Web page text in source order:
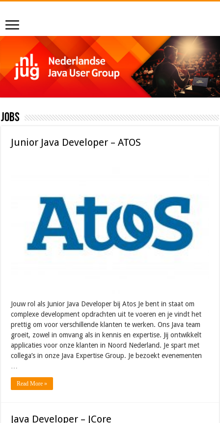
Jobs
Junior Java Developer – ATOS
Jouw rol als Junior Java Developer bij Atos Je bent in staat om
complexe development opdrachten uit te voeren en je vindt het
prettig om voor verschillende klanten te werken. Ons Java team
groeit, zowel in omvang als in kennis en expertise. Jij ontwikkelt
applicaties voor onze klanten in Noord Nederland. Je spart met
collega’s in onze Java Expertise Group. Je bezoekt evenementen
…
Read More »
Java Developer – JCore